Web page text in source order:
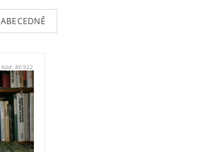
ABECEDNĚ
Kód:86922